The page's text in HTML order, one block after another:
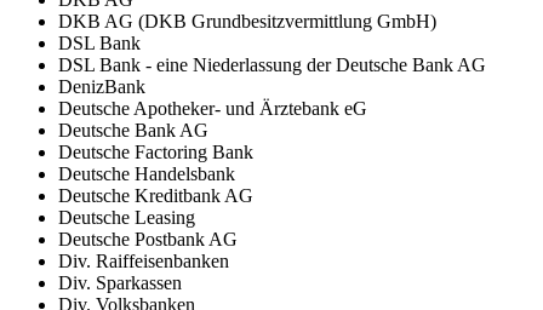
DKB AG (DKB Grundbesitzvermittlung GmbH)
DSL Bank
DSL Bank - eine Niederlassung der Deutsche Bank AG
DenizBank
Deutsche Apotheker- und Ärztebank eG
Deutsche Bank AG
Deutsche Factoring Bank
Deutsche Handelsbank
Deutsche Kreditbank AG
Deutsche Leasing
Deutsche Postbank AG
Div. Raiffeisenbanken
Div. Sparkassen
Div. Volksbanken